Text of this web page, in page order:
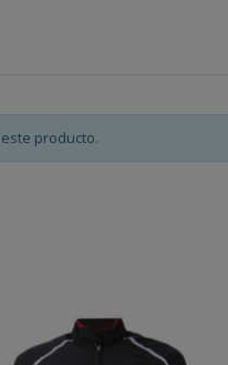
producto.